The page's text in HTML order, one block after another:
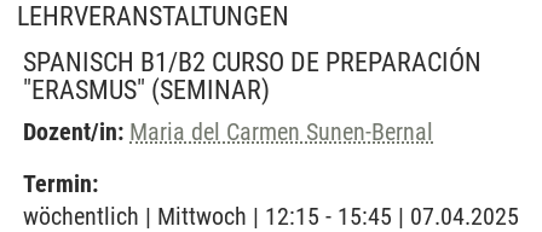
LEHRVERANSTALTUNGEN
SPANISCH B1/B2 CURSO DE PREPARACIÓN
"ERASMUS" (SEMINAR)
Dozent/in: Maria del Carmen Sunen-Bernal
Termin:
wöchentlich | Mittwoch | 12:15 - 15:45 | 07.04.2025